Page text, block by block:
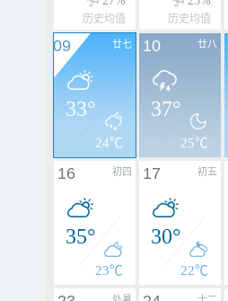
历史均值 历史均值
廿七
09
33°
24℃
廿八
10
37°
25℃
初四
16
35°
23℃
初五
17
30°
22℃